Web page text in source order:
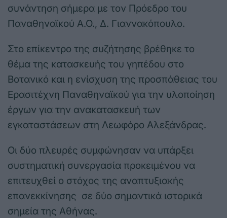
συνάντηση σήμερα με τον Πρόεδρο του
Παναθηναϊκού A.O., Δ. Γιαννακόπουλο.
Στο επίκεντρο της συζήτησης βρέθηκε το
θέμα της κατασκευής του γηπέδου στο
Βοτανικό και η ενίσχυση της προσπάθειας του
Ερασιτέχνη Παναθηναϊκού για την υλοποίηση
έργων για την ανακατασκευή των
εγκαταστάσεων στη Λεωφόρο Αλεξάνδρας.
Οι δύο πλευρές συμφώνησαν να υπάρξει
συστηματική συνεργασία προκειμένου να
επιτευχθεί ο στόχος της αναπτυξιακής
επανεκκίνησης σε δύο σημαντικά ιστορικά
σημεία της Αθήνας.